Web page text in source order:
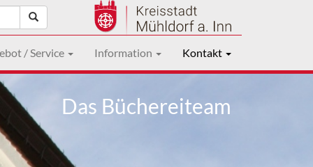
/ Service Information Kontakt
Das Büchereiteam